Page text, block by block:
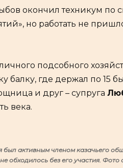
окончил техникум по
но работать не
подсобного
балку, где держал по 15
и друг – супруга
века.
активным членом казачьего
обходилось без его участия. Фото